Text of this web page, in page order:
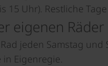
15 Uhr). Restliche
eigenen Räder
jeden Samstag
in Eigenregie.